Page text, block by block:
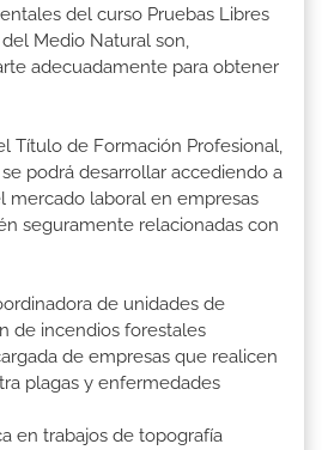
del curso Pruebas Libres
Medio Natural son,
adecuadamente para obtener
Título de Formación Profesional,
podrá desarrollar accediendo a
mercado laboral en empresas
seguramente relacionadas con
de unidades de
de incendios forestales
de empresas que realicen
plagas y enfermedades
en trabajos de topografía